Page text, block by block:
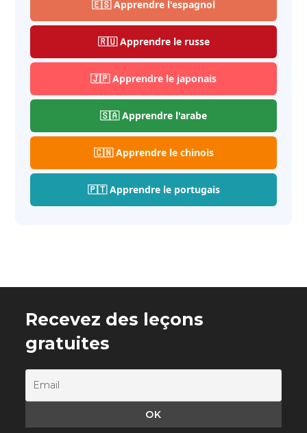
🇪🇸 Apprendre l'espagnol
🇷🇺 Apprendre le russe
🇯🇵 Apprendre le japonais
🇸🇦 Apprendre l'arabe
🇨🇳 Apprendre le chinois
🇵🇹 Apprendre le portugais
Recevez des leçons
gratuites